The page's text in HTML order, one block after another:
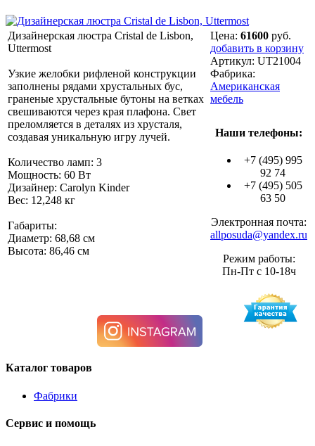
Дизайнерская люстра Cristal de Lisbon,
Uttermost
Узкие желобки рифленой конструкции
заполнены рядами хрустальных бус,
граненые хрустальные бутоны на ветках
свешиваются через края плафона. Свет
преломляется в деталях из хрусталя,
создавая уникальную игру лучей.
Количество ламп: 3
Мощность: 60 Вт
Дизайнер: Carolyn Kinder
Вес: 12,248 кг
Габариты:
Диаметр: 68,68 см
Высота: 86,46 см
Цена: 61600 руб.
добавить в корзину
Артикул: UT21004
Фабрика:
Американская
мебель
Наши телефоны:
+7 (495) 995
92 74
+7 (495) 505
63 50
Электронная почта:
allposuda@yandex.ru
Режим работы:
Пн-Пт с 10-18ч
Каталог товаров
Фабрики
Сервис и помощь